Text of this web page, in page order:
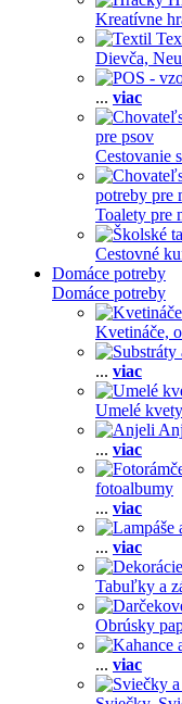
Kreatívne
Dievča,
... viac
pre psov
Cestovanie
potreby pre
Toalety pre
Cestovné
Domáce potreby
Domáce potreby
Kvetináče,
... viac
Umelé
... viac
fotoalbumy
... viac
... viac
Tabuľky a
Obrúsky
... viac